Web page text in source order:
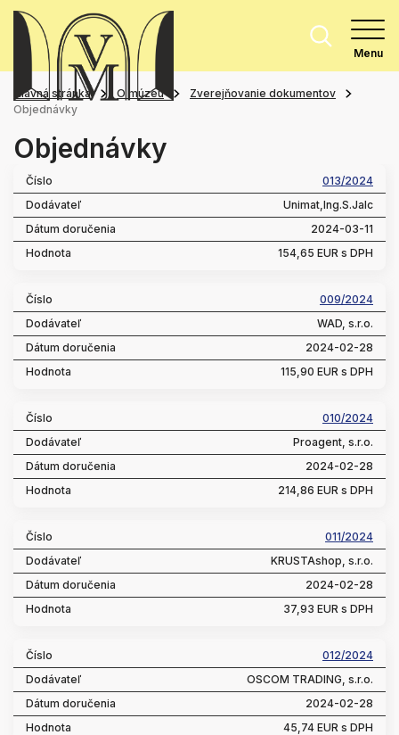
Menu
Hlavná stránka O múzeu
Zverejňovanie dokumentov
Objednávky
Objednávky
013/2024
Unimat,Ing.S.Jalc
2024-03-11
154,65 EUR s DPH
009/2024
WAD, s.r.o.
2024-02-28
115,90 EUR s DPH
010/2024
Proagent, s.r.o.
2024-02-28
214,86 EUR s DPH
011/2024
KRUSTAshop, s.r.o.
2024-02-28
37,93 EUR s DPH
012/2024
OSCOM TRADING, s.r.o.
2024-02-28
45,74 EUR s DPH